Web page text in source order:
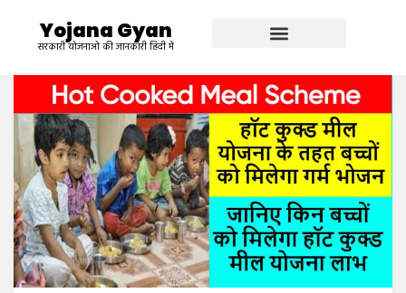
Yojana Gyan
सरकारी योजनाओ की जानकारी हिंदी में